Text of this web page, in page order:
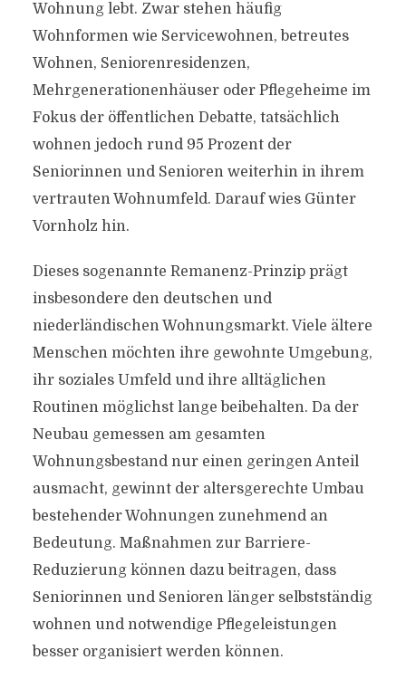
Wohnung lebt. Zwar stehen häufig
Wohnformen wie Servicewohnen, betreutes
Wohnen, Seniorenresidenzen,
Mehrgenerationenhäuser oder Pflegeheime im
Fokus der öffentlichen Debatte, tatsächlich
wohnen jedoch rund 95 Prozent der
Seniorinnen und Senioren weiterhin in ihrem
vertrauten Wohnumfeld. Darauf wies Günter
Vornholz hin.
Dieses sogenannte Remanenz-Prinzip prägt
insbesondere den deutschen und
niederländischen Wohnungsmarkt. Viele ältere
Menschen möchten ihre gewohnte Umgebung,
ihr soziales Umfeld und ihre alltäglichen
Routinen möglichst lange beibehalten. Da der
Neubau gemessen am gesamten
Wohnungsbestand nur einen geringen Anteil
ausmacht, gewinnt der altersgerechte Umbau
bestehender Wohnungen zunehmend an
Bedeutung. Maßnahmen zur Barriere-
Reduzierung können dazu beitragen, dass
Seniorinnen und Senioren länger selbstständig
wohnen und notwendige Pflegeleistungen
besser organisiert werden können.